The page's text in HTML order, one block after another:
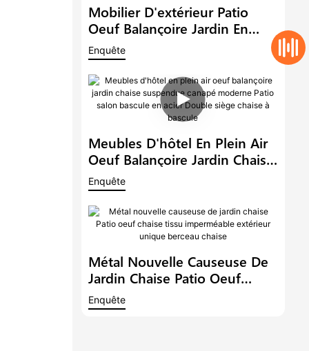
Mobilier D'extérieur Patio
Oeuf Balançoire Jardin En
Acier Chaise Suspendue
Canapé Moderne Salon À
Bascule En Acier Chaise À
Bascule1
Enquête
Meubles D'hôtel En Plein Air
Oeuf Balançoire Jardin Chaise
Suspendue Canapé Moderne
Patio Salon Bascule En Acier
Double Siège Chaise À
Bascule
Enquête
Métal Nouvelle Causeuse De
Jardin Chaise Patio Oeuf
Chaise Tissu Imperméable
Extérieur Unique Berceau
Enquête